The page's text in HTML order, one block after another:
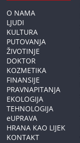
O NAMA
LJUDI
KULTURA
PUTOVANJA
ŽIVOTINJE
DOKTOR
KOZMETIKA
FINANSIJE
PRAVNAPITANJA
EKOLOGIJA
TEHNOLOGIJA
eUPRAVA
HRANA KAO LIJEK
KONTAKT